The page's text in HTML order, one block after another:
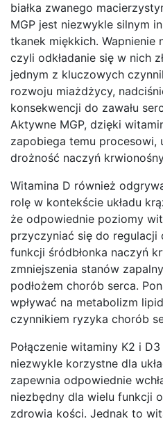
białka zwanego
MGP jest niezwykle silnym
tkanek miękkich. Wapnienie
czyli odkładanie się w nich
jednym z kluczowych
rozwoju miażdżycy,
konsekwencji do zawału
Aktywne MGP, dzięki
zapobiega temu procesowi,
drożność naczyń
Witamina D również
rolę w kontekście układu
że odpowiednie poziomy
przyczyniać się do regulacji
funkcji śródbłonka naczyń
zmniejszenia stanów
podłożem chorób serca.
wpływać na metabolizm
czynnikiem ryzyka chorób
Połączenie witaminy K2 i
niezwykle korzystne dla
zapewnia odpowiednie
niezbędny dla wielu funkcji
zdrowia kości. Jednak to